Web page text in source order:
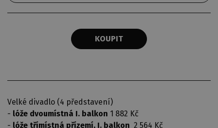
KOUPIT
Velké divadlo (4 představení)
- lóže dvoumístná I. balkon 1 882 Kč
- lóže třímístná přízemí, I. balkon 2 564 Kč